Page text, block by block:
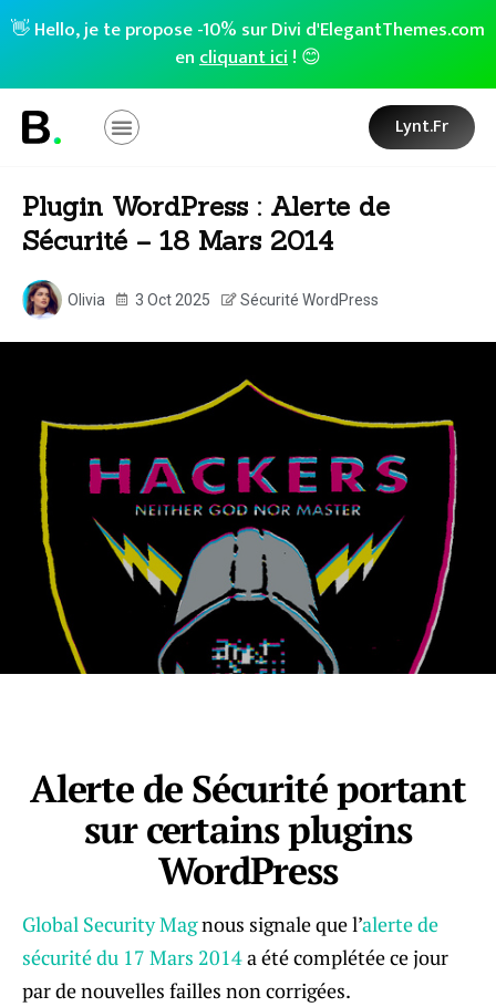
👋 Hello, je te propose -10% sur Divi d'ElegantThemes.com
encliquant ici! 😊
Lynt.fr
Plugin WordPress : Alerte de
Sécurité – 18 Mars 2014
Olivia 3 Oct 2025 Sécurité WordPress
Alerte de Sécurité portant
sur certains plugins
WordPress
Global Security Magnous signale que l’alerte de
sécurité du 17 Mars 2014a été complétée ce jour
par de nouvelles failles non corrigées.